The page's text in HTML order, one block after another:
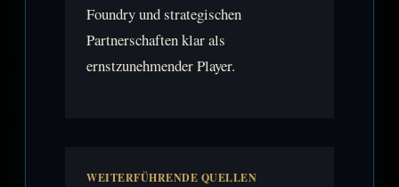
Foundry und strategischen
Partnerschaften klar als
ernstzunehmender Player.
WEITERFÜHRENDE QUELLEN